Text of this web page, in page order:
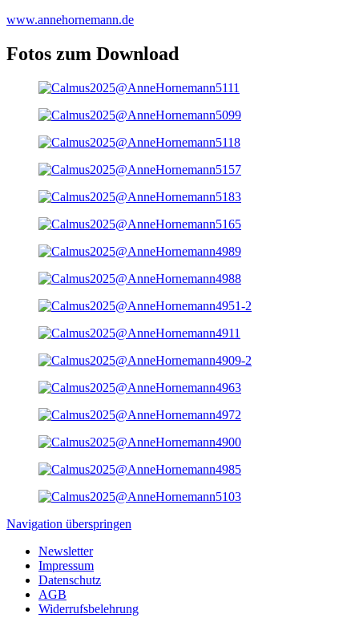
www.annehornemann.de
Fotos zum Download
Navigation überspringen
Newsletter
Impressum
Datenschutz
AGB
Widerrufsbelehrung